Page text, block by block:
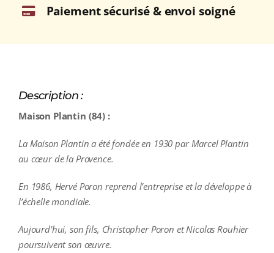
Paiement sécurisé & envoi soigné
Description :
Maison Plantin (84) :
La Maison Plantin a été fondée en 1930 par Marcel Plantin
au cœur de la Provence.
En 1986, Hervé Poron reprend l’entreprise et la développe à
l’échelle mondiale.
Aujourd’hui, son fils, Christopher Poron et Nicolas Rouhier
poursuivent son œuvre.